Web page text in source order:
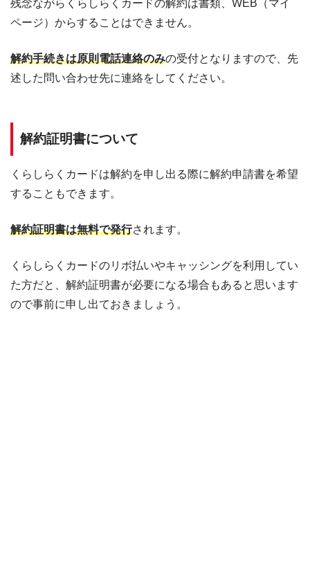
残念ながらくらしらくカードの解約は書類、WEB（マイ
ページ）からすることはできません。
解約手続きは原則電話連絡のみの受付となりますので、先
述した問い合わせ先に連絡をしてください。
解約証明書について
くらしらくカードは解約を申し出る際に解約申請書を希望
することもできます。
解約証明書は無料で発行されます。
くらしらくカードのリボ払いやキャッシングを利用してい
た方だと、解約証明書が必要になる場合もあると思います
ので事前に申し出ておきましょう。